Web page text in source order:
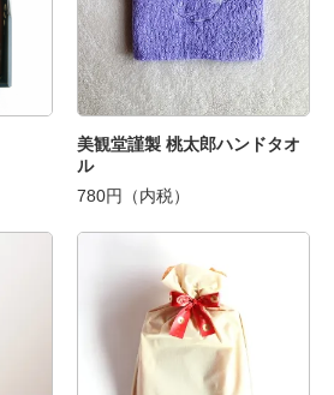
美観堂謹製 桃太郎ハンドタオ
ル
780円（内税）